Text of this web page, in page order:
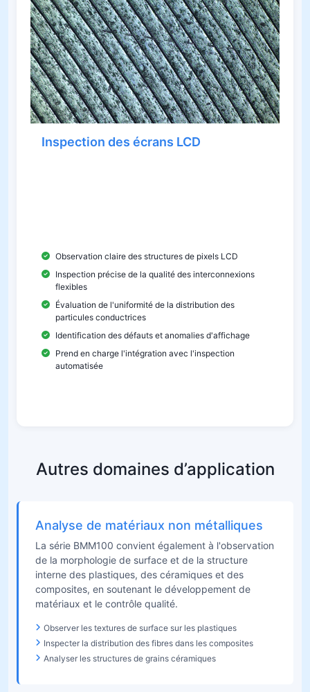
Inspection des écrans LCD
Observation claire des structures de pixels LCD
Inspection précise de la qualité des interconnexions
flexibles
Évaluation de l'uniformité de la distribution des
particules conductrices
Identification des défauts et anomalies d'affichage
Prend en charge l'intégration avec l'inspection
automatisée
Autres domaines d’application
Analyse de matériaux non métalliques
La série BMM100 convient également à l'observation
de la morphologie de surface et de la structure
interne des plastiques, des céramiques et des
composites, en soutenant le développement de
matériaux et le contrôle qualité.
Observer les textures de surface sur les plastiques
Inspecter la distribution des fibres dans les composites
Analyser les structures de grains céramiques